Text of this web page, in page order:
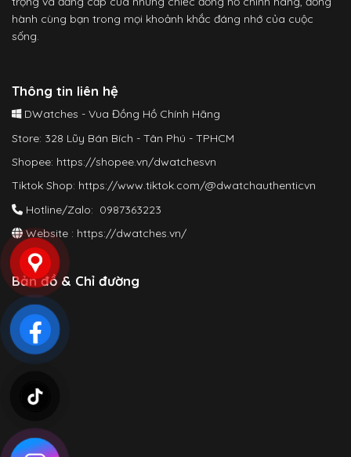
hành cùng bạn trong mọi khoảnh khắc đáng nhớ của cuộc
sống.
Thông tin liên hệ
DWatches - Vua Đồng Hồ Chính Hãng
Store: 328 Lũy Bán Bích - Tân Phú - TPHCM
Shopee: https://shopee.vn/dwatchesvn
Tiktok Shop: https://www.tiktok.com/@dwatchauthenticvn
Hotline/Zalo: 0987363223
Website : https://dwatches.vn/
Bản đồ & Chỉ đường